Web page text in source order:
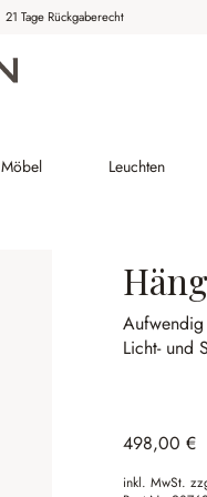
21 Tage Rückgaberecht
Möbel Leuchten
Licht- und
498,00 €
inkl. MwSt.